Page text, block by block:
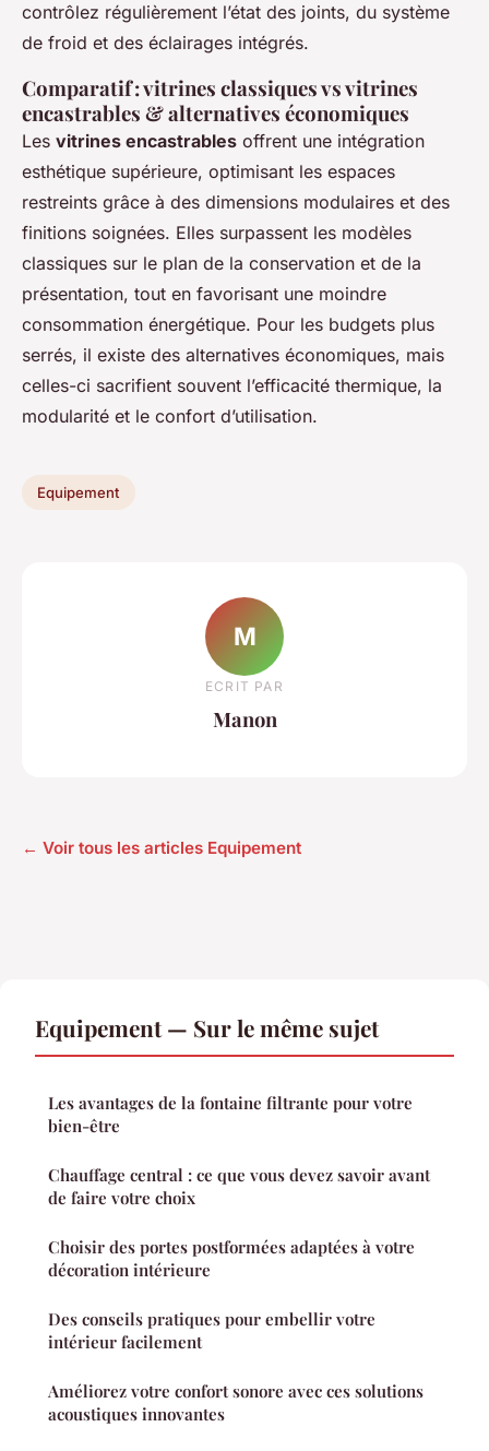
contrôlez régulièrement l’état des joints, du système
de froid et des éclairages intégrés.
Comparatif : vitrines classiques vs vitrines
encastrables & alternatives économiques
Les vitrines encastrables offrent une intégration
esthétique supérieure, optimisant les espaces
restreints grâce à des dimensions modulaires et des
finitions soignées. Elles surpassent les modèles
classiques sur le plan de la conservation et de la
présentation, tout en favorisant une moindre
consommation énergétique. Pour les budgets plus
serrés, il existe des alternatives économiques, mais
celles-ci sacrifient souvent l’efficacité thermique, la
modularité et le confort d’utilisation.
Equipement
M
ECRIT PAR
Manon
← Voir tous les articles Equipement
Equipement — Sur le même sujet
Les avantages de la fontaine filtrante pour votre
bien-être
Chauffage central : ce que vous devez savoir avant
de faire votre choix
Choisir des portes postformées adaptées à votre
décoration intérieure
Des conseils pratiques pour embellir votre
intérieur facilement
Améliorez votre confort sonore avec ces solutions
acoustiques innovantes